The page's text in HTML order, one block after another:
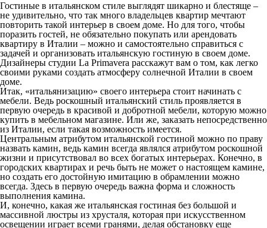
Гостиные в итальянском стиле выглядят шикарно и блестяще –
не удивительно, что так много владельцев квартир мечтают
повторить такой интерьер в своем доме. Но для того, чтобы
поразить гостей, не обязательно покупать или арендовать
квартиру в Италии – можно и самостоятельно справиться с
задачей и организовать итальянскую гостиную в своем доме.
Дизайнеры студии La Primavera расскажут вам о том, как легко
своими руками создать атмосферу солнечной Италии в своем
доме.
Итак, «итальянизацию» своего интерьера стоит начинать с
мебели. Ведь роскошный итальянский стиль проявляется в
первую очередь в красивой и добротной мебели, которую можно
купить в мебельном магазине. Или же, заказать непосредственно
из Италии, если такая возможность имеется.
Центральным атрибутом итальянской гостиной можно по праву
назвать камин, ведь камин всегда являлся атрибутом роскошной
жизни и присутствовал во всех богатых интерьерах. Конечно, в
городских квартирах и речь быть не может о настоящем камине,
но создать его достойную имитацию в обрамлении можно
всегда. Здесь в первую очередь важна форма и сложность
выполнения камина.
И, конечно, какая же итальянская гостиная без большой и
массивной люстры из хрусталя, которая при искусственном
освещении играет всеми гранями, делая обстановку еще